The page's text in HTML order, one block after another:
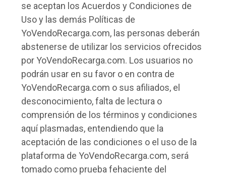
se aceptan los Acuerdos y Condiciones de
Uso y las demás Políticas de
YoVendoRecarga.com, las personas deberán
abstenerse de utilizar los servicios ofrecidos
por YoVendoRecarga.com. Los usuarios no
podrán usar en su favor o en contra de
YoVendoRecarga.com o sus afiliados, el
desconocimiento, falta de lectura o
comprensión de los términos y condiciones
aquí plasmadas, entendiendo que la
aceptación de las condiciones o el uso de la
plataforma de YoVendoRecarga.com, será
tomado como prueba fehaciente del